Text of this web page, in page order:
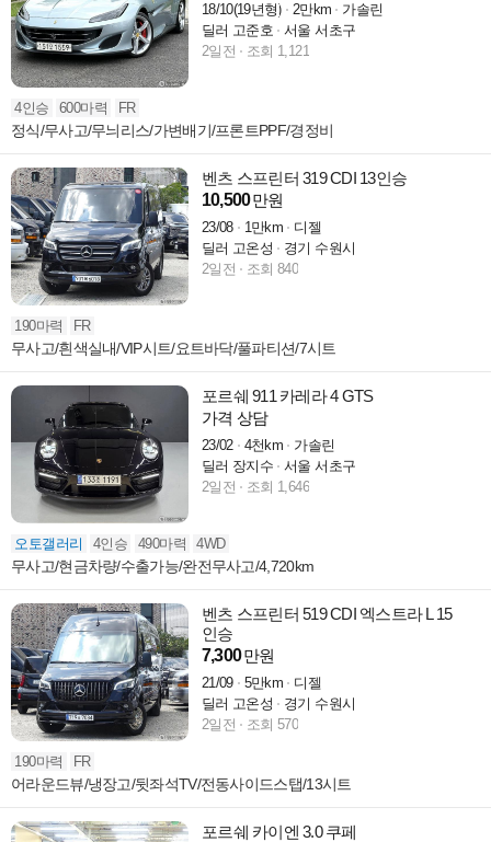
18/10(19년형) 2만km
가솔린
딜러 고준호
서울 서초구
2일전
조회 1,121
4인승 600마력 FR
정식/무사고/무늬리스/가변배기/프론트PPF/경정비
벤츠 스프린터 319 CDI 13인승
10,500만원
23/08 1만km
디젤
딜러 고온성
경기 수원시
2일전
조회 840
190마력 FR
무사고/흰색실내/VIP시트/요트바닥/풀파티션/7시트
포르쉐 911 카레라 4 GTS
가격 상담
23/02 4천km
가솔린
딜러 장지수
서울 서초구
2일전
조회 1,646
오토갤러리 4인승 490마력 4WD
무사고/현금차량/수출가능/완전무사고/4,720km
벤츠 스프린터 519 CDI 엑스트라 L 15
인승
7,300만원
21/09 5만km
디젤
딜러 고온성
경기 수원시
2일전
조회 570
190마력 FR
어라운드뷰/냉장고/뒷좌석TV/전동사이드스탭/13시트
포르쉐 카이엔 3.0 쿠페